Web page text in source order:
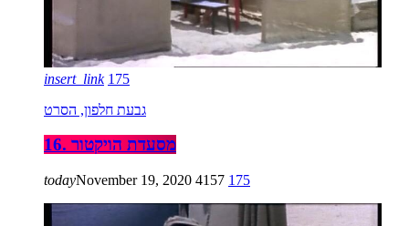
insert_link 175
גבעת חלפון, הסרט
16. מסעדת הויקטור
todayNovember 19, 2020 4157 175